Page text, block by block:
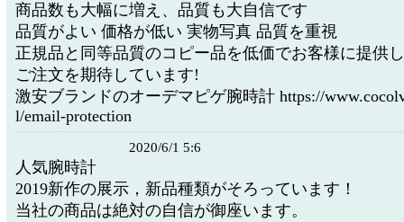
商品数も大幅に増え、品質も大自信です
品質がよい 価格が低い 実物写真 品質を重視
正規品と同等品質のコピー品を低価でお客様に提供
ご注文を期待しています!
激安ブランドのオーデマピゲ腕時計 https://
l/email-protection
2020/6/1 5:6
人気腕時計
2019新作の展示，新品種類がそろっています！
当社の商品は絶対の自信が御座います。